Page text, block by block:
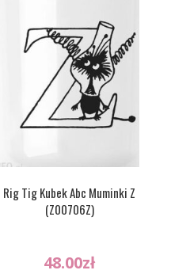
Rig Tig Kubek Abc Muminki Z
(Z00706Z)
48.00zł